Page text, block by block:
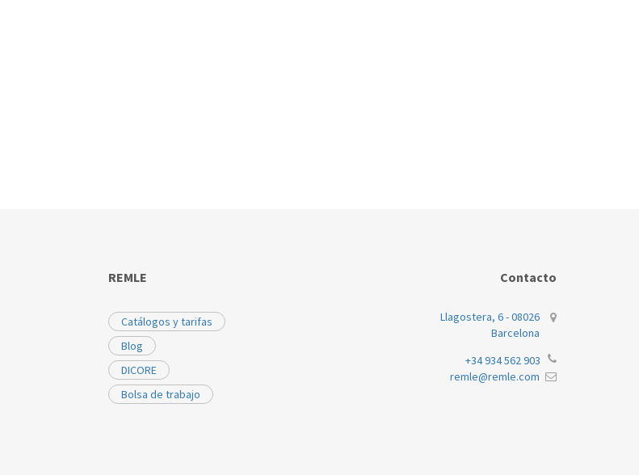
REMLE
Catálogos y tarifas
Blog
DICORE
Bolsa de trabajo
Contacto
Llagostera, 6 - 08026
Barcelona
+34 934 562 903
remle@remle.com